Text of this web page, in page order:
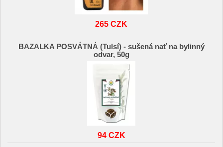
265 CZK
BAZALKA POSVÁTNÁ (Tulsí) - sušená nať na bylinný
odvar, 50g
94 CZK